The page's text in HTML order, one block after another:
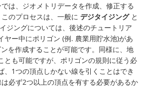
は、ジオメトリデータを作成、修正する
のプロセスは、一般に デジタイジングと
ジングについては、後述のチュートリア
ヤー中にポリゴン (例. 農業用貯水池)があ
を作成することが可能です。同様に、地
とも可能ですが、ポリゴンの規則に従う必
、1つの頂点しかない線を引くことはでき
必ず2つ以上の頂点を有する必要があるか